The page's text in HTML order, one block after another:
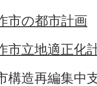
市の都市計画
市立地適正化
構造再編集中